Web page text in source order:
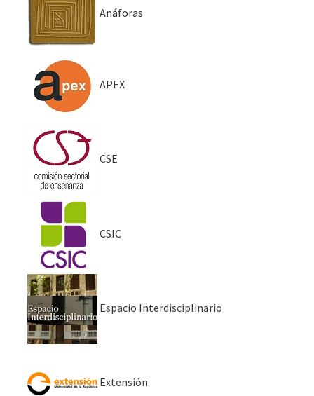
Anáforas
APEX
CSE
CSIC
Espacio Interdisciplinario
Extensión